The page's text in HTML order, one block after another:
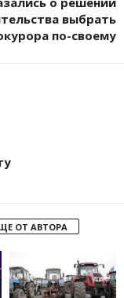
выбрать
по-своему
ОТ АВТОРА